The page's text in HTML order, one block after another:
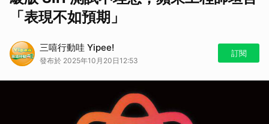
「表現不如預期」
三嘻行動哇 Yipee!
發布於 2025年10月20日12:53
訂閱